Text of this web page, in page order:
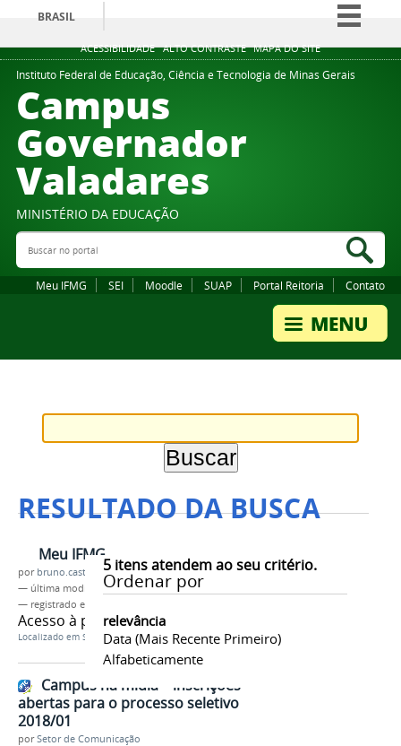
ACESSIBILIDADE ALTO CONTRASTE MAPA DO SITE
BRASIL
Simplifique!
Comunica BR
Instituto Federal de Educação, Ciência e Tecnologia de Minas Gerais
Campus
Governador
Valadares
MINISTÉRIO DA EDUCAÇÃO
Buscar no portal
Meu IFMG SEI Moodle SUAP Portal Reitoria Contato
RESULTADO DA BUSCA
5itens atendem ao seu critério.
Ordenar por
relevância
Data (mais Recente Primeiro)
Alfabeticamente
Meu IFMG
por bruno.castro
— última modificação07/02/2025 13h58
— registrado em:
Acesso à plataforma Meu IFMG
Localizado em Serviços
Campus na mídia – inscrições
abertas para o processo seletivo
2018/01
porSetor de Comunicação